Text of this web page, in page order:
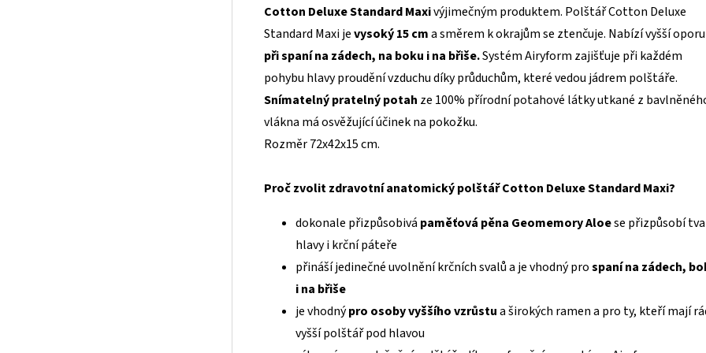
Cotton Deluxe Standard Maxivýjimečným produktem. Polštář Cotton Deluxe
Standard Maxi jevysoký 15 cma směrem k okrajům se ztenčuje. Nabízí vyšší oporu
při spaní na zádech, na boku i na břiše.Systém Airyform zajišťuje při každém
pohybu hlavy proudění vzduchu díky průduchům, které vedou jádrem polštáře.
Snímatelný pratelný potah ze 100% přírodní potahové látky utkané z
vlákna má osvěžující účinek na pokožku.
Rozměr 72x42x15 cm.
Proč zvolit zdravotní anatomický polštář Cotton Deluxe Standard Maxi?
dokonale přizpůsobivá paměťová pěna Geomemory Aloese přizpůsobí
hlavy i krční páteře
přináší jedinečné uvolnění krčních svalů a je vhodný prospaní na zádech,
i na břiše
je vhodnýpro osoby vyššího vzrůstua širokých ramen a pro ty, kteří mají
vyšší polštář pod hlavou